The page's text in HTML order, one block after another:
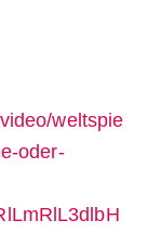
weltspie
oder-